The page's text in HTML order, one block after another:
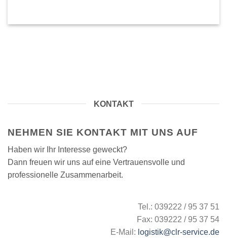
KONTAKT
NEHMEN SIE KONTAKT MIT UNS AUF
Haben wir Ihr Interesse geweckt?
Dann freuen wir uns auf eine Vertrauensvolle und
professionelle Zusammenarbeit.
Tel.: 039222 / 95 37 51
Fax: 039222 / 95 37 54
E-Mail: logistik@clr-service.de